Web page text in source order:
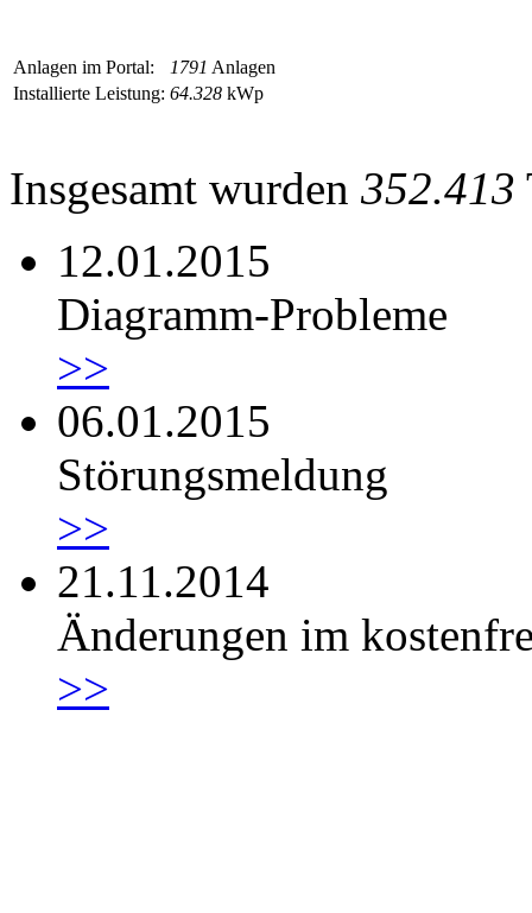
Anlagen im Portal: 1791 Anlagen
Installierte Leistung: 64.328 kWp
Insgesamt wurden 352.413
12.01.2015
Diagramm-Probleme
>>
06.01.2015
Störungsmeldung
>>
21.11.2014
Änderungen im
>>